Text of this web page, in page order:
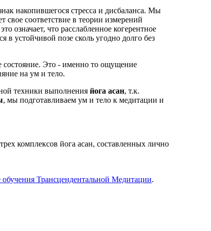
накопившегося стресса и дисбаланса. Мы
свое соответствие в теории измерений
это означает, что расслабленное когерентное
в устойчивой позе сколь угодно долго без
состояние. Это - именно то ощущение
на ум и тело.
техники выполнения йога асан, т.к.
, мы подготавливаем ум и тело к медитации и
комплексов йога асан, составленных лично
обучения Трансцендентальной Медитации.